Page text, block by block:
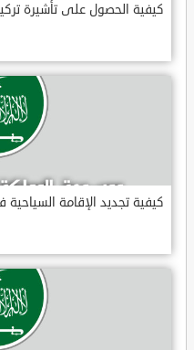
كيفية الحصول على تأشيرة تركيا
كيفية تجديد الإقامة